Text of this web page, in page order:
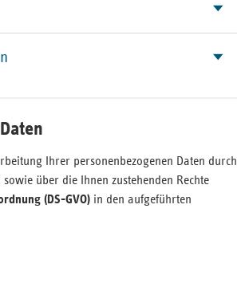
Ihrer personenbezogenen Daten durch
über die Ihnen zustehenden Rechte
(DS-GVO) in den aufgeführten